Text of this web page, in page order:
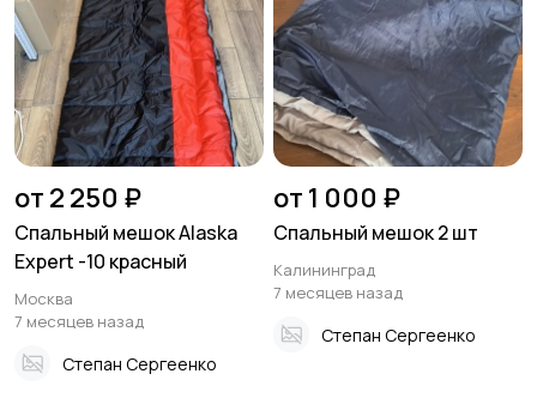
от 2 250 ₽
Спальный мешок Alaska
Expert -10 красный
Москва
7 месяцев назад
Степан Сергеенко
от 1 000 ₽
Спальный мешок 2 шт
Калининград
7 месяцев назад
Степан Сергеенко